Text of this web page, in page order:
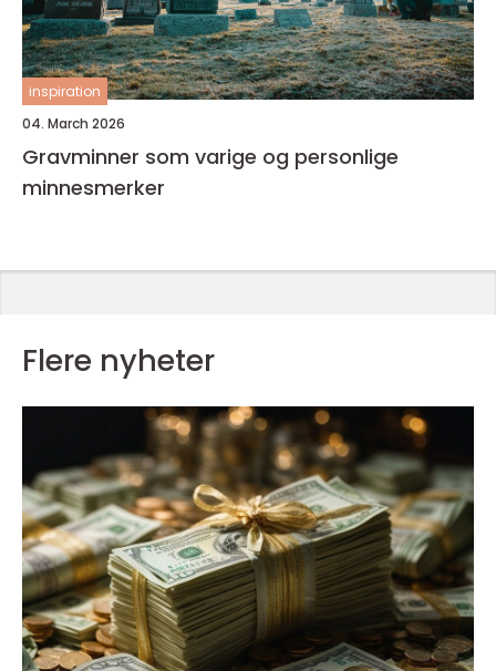
inspiration
04. March 2026
Gravminner som varige og personlige
minnesmerker
Flere nyheter